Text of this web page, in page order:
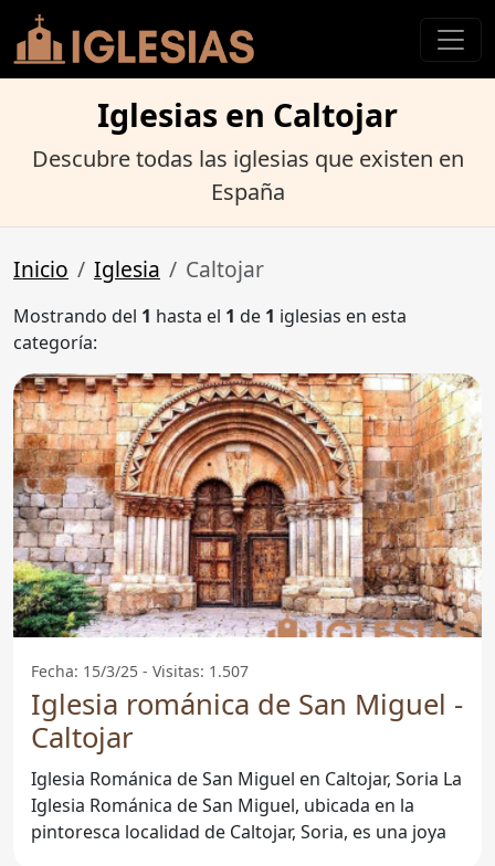
Iglesias en Caltojar
Descubre todas las iglesias que existen en
España
Inicio Iglesia Caltojar
Mostrando del 1 hasta el 1 de 1 iglesias en esta
categoría:
Fecha: 15/3/25 - Visitas: 1.507
Iglesia románica de San Miguel -
Caltojar
Iglesia Románica de San Miguel en Caltojar, Soria La
Iglesia Románica de San Miguel, ubicada en la
pintoresca localidad de Caltojar, Soria, es una joya